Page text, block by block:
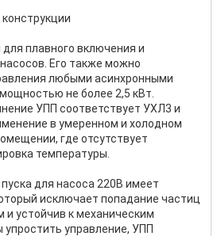
плавного включения и
Его также можно
любыми асинхронными
не более 2,5 кВт.
УПП соответствует УХЛ3 и
в умеренном и холодном
где отсутствует
температуры.
для насоса 220В имеет
исключает попадание частиц
устойчив к механическим
управление, УПП